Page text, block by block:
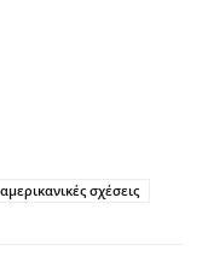
σχέσεις